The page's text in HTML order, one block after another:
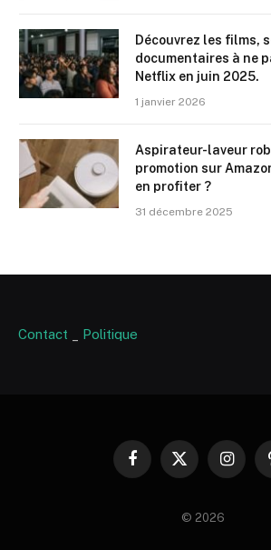
Découvrez les films,
documentaires à ne
Netflix en juin 2025.
1 janvier 2026
Aspirateur-laveur
promotion sur
en profiter ?
31 décembre 2025
Contact Politique
Facebook
X
© 2026